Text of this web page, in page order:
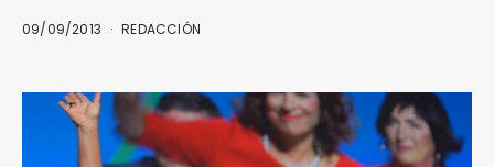
09/09/2013 REDACCIÓN